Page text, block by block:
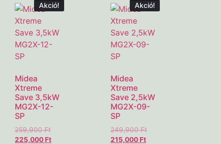
Akció!
Midea
Xtreme
Save 3,5kW
MG2X-12-
SP
259,900Ft
225,000Ft
Akció!
Midea
Xtreme
Save 2,5kW
MG2X-09-
SP
249,900Ft
215,000Ft